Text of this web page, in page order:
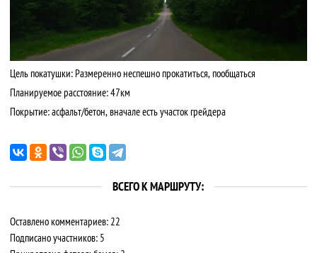
Цель покатушки: Размеренно неспешно прокатиться, пообщаться
Планируемое расстояние: 47км
Покрытие: асфальт/бетон, вначале есть участок грейдера
ВСЕГО К МАРШРУТУ:
Оставлено комментариев: 22
Подписано участников: 5